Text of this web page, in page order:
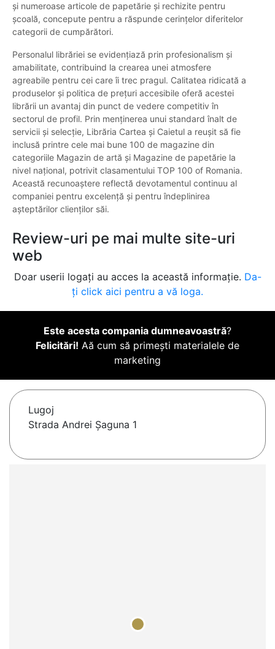
și numeroase articole de papetărie și rechizite pentru
școală, concepute pentru a răspunde cerințelor diferitelor
categorii de cumpărători.
Personalul librăriei se evidențiază prin profesionalism și
amabilitate, contribuind la crearea unei atmosfere
agreabile pentru cei care îi trec pragul. Calitatea ridicată a
produselor și politica de prețuri accesibile oferă acestei
librării un avantaj din punct de vedere competitiv în
sectorul de profil. Prin menținerea unui standard înalt de
servicii și selecție, Librăria Cartea și Caietul a reușit să fie
inclusă printre cele mai bune 100 de magazine din
categoriile Magazin de artă și Magazine de papetărie la
nivel național, potrivit clasamentului TOP 100 of Romania.
Această recunoaștere reflectă devotamentul continuu al
companiei pentru excelență și pentru îndeplinirea
așteptărilor clienților săi.
Review-uri pe mai multe site-uri
web
Doar userii logați au acces la această informație. Da-
ți click aici pentru a vă loga.
Este acesta compania dumneavoastră?
Felicitări! Aă cum să primești materialele de
marketing
Lugoj
Strada Andrei Șaguna 1